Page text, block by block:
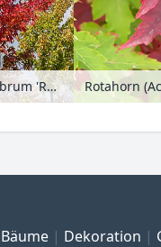
Rotahorn (Acer rubrum 'Redpointe') Rotahorn
Bäume Dekoration